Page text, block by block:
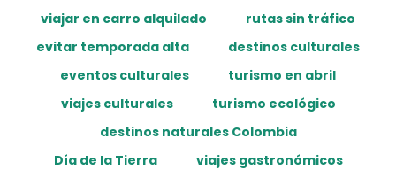
viajar en carro alquilado
rutas sin tráfico
evitar temporada alta
destinos culturales
eventos culturales
turismo en abril
viajes culturales
turismo ecológico
destinos naturales Colombia
Día de la Tierra
viajes gastronómicos